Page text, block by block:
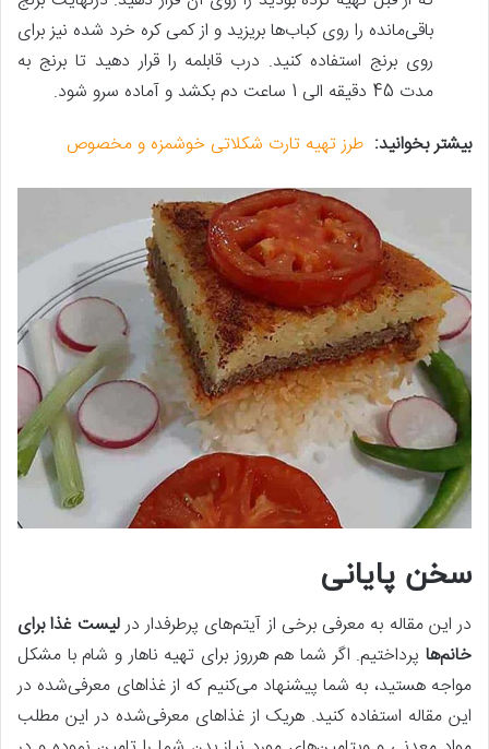
باقی‌مانده را روی کباب‌ها بریزید و از کمی کره خرد شده نیز برای
روی برنج استفاده کنید. درب قابلمه را قرار دهید تا برنج به
مدت 45 دقیقه الی 1 ساعت دم بکشد و آماده سرو شود.
بیشتر بخوانید: طرز تهیه تارت شکلاتی خوشمزه و مخصوص
سخن پایانی
در این مقاله به معرفی برخی از آیتم‌های پرطرفدار درلیست غذا برای
خانم‌ها پرداختیم. اگر شما هم هرروز برای تهیه ناهار و شام با مشکل
مواجه هستید، به شما پیشنهاد می‌کنیم که از غذاهای معرفی‌شده در
این مقاله استفاده کنید. هریک از غذاهای معرفی‌شده در این مطلب